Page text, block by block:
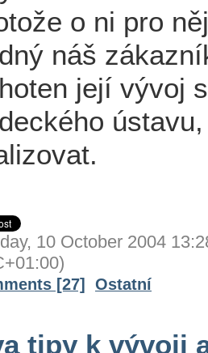
o ni pro
náš
její vývoj
10 October 2004
[27] Ostatní
tipy k vývoji